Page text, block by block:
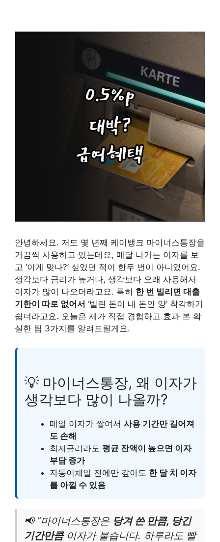
안녕하세요. 저도 몇 년째 케이뱅크 마이너스통장을
가끔씩 사용하고 있는데요, 매달 나가는 이자를 보
고 ‘이게 맞나?’ 싶었던 적이 한두 번이 아니었어요.
생각보다 금리가 높거나, 생각보다 오래 사용해서
이자가 많이 나오더라고요. 특히 한 번 빌리면 대출
기한이 따로 없어서 ‘빌린 돈이 내 돈인 양’ 착각하기
쉽더라고요. 오늘은 제가 직접 경험하고 효과 본 확
실한 팁 3가지를 알려드릴게요.
💡 마이너스통장, 왜 이자가
생각보다 많이 나올까?
매일 이자가 쌓여서 사용 기간만 길어져
도 손해
최저금리라도 평균 잔액이 높으면 이자
부담 증가
자동이체일 전에만 갚아도 한 달 치 이자
를 아낄 수 있음
📢 “마이너스통장은 당겨 쓴 만큼, 당긴
기간만큼이자가 붙습니다. 하루라도 빨